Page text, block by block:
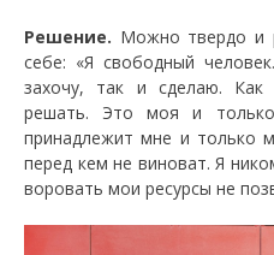
Решение. Можно твердо и
себе: «Я свободный
захочу, так и сделаю.
решать. Это моя и
принадлежит мне и только
перед кем не виноват. Я
воровать мои ресурсы не